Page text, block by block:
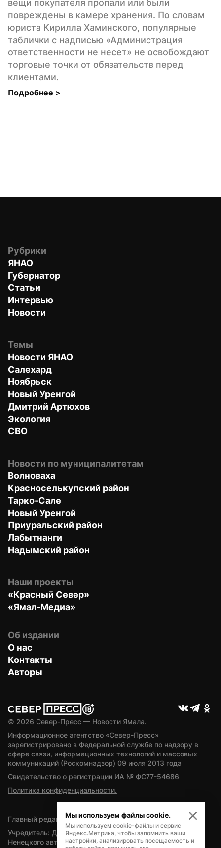
вещи покупателя пропали или были
повреждены в камере хранения. По словам
юриста Кирилла Хаминского, популярные
таблички с надписью «Администрация
ответственности не несет» не освобождают
торговые точки от обязательств перед
клиентами.
Подробнее >
Рубрики
ЯНАО
Губернатор
Статьи
Интервью
Новости
Темы
Новости ЯНАО
Салехард
Ноябрьск
Новый Уренгой
Дмитрий Артюхов
Экология
СВО
Новости по муниципалитетам
Волноваха
Красноселькупский район
Тарко-Сале
Новый Уренгой
Приуральский район
Лабытнанги
Надымский район
Наши проекты
«Красный Север»
«Ямал-Медиа»
Об издании
О нас
Контакты
Авторы
© 2026 Север-Пресс — Новости Ямала.
Информационное агентство «Север-Пресс»
зарегистрировано в Федеральной службе по надзору в
сфере связи, информационных технологий и массовых
коммуникаций (Роскомнадзор) 09 июля 2013 года
Свидетельство о регистрации ИА № ФС77-54686
Политика конфиденциальности.
Главный редактор — А.Л. Поздеев
Учредитель: Департамент внутренней политики Ямало-
Ненецкого автономного округа
Мы используем файлы cookie.
Мы используем cookie-файлы и сервис
Яндекс.Метрика, чтобы запомнить ваши
настройки, анализировать посещаемость и